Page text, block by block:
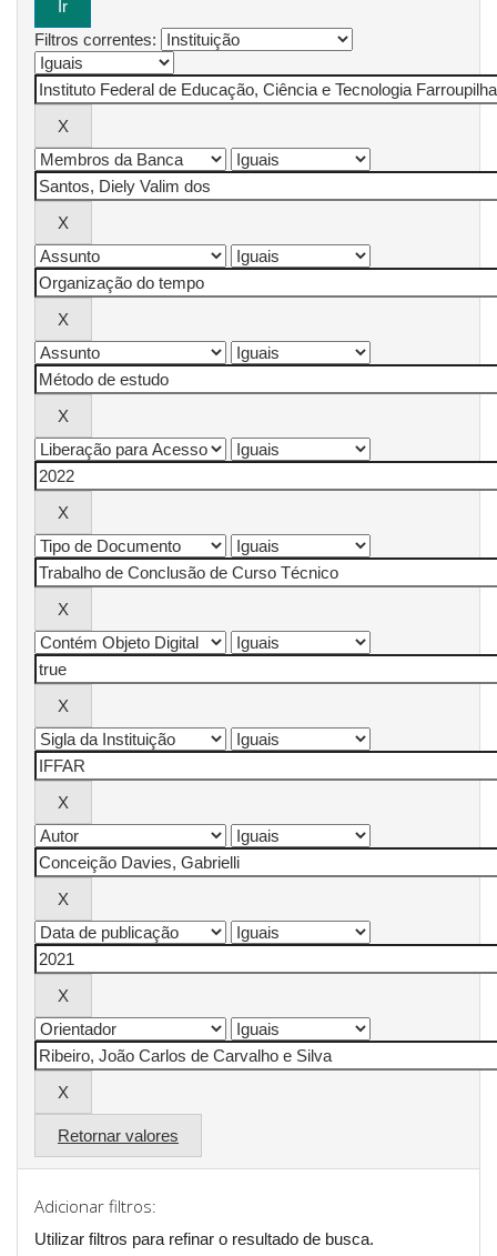
Filtros correntes:
Retornar valores
Adicionar filtros:
Utilizar filtros para refinar o resultado de busca.